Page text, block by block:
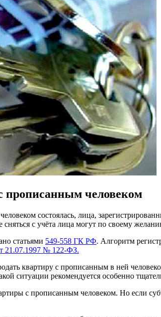
прописанным человеком
состоялась, лица,
сняться с учёта лица могут по своему
статьями 549-558 ГК РФ. Алгоритм
21.07.1997 № 122-ФЗ.
квартиру с прописанным в ней
ситуации рекомендуется особенно
с прописанным человеком. Но если